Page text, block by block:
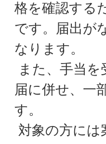
格を確認する
です。届出が
なります。
また、手当
届に併せ、一
す。
対象の方には